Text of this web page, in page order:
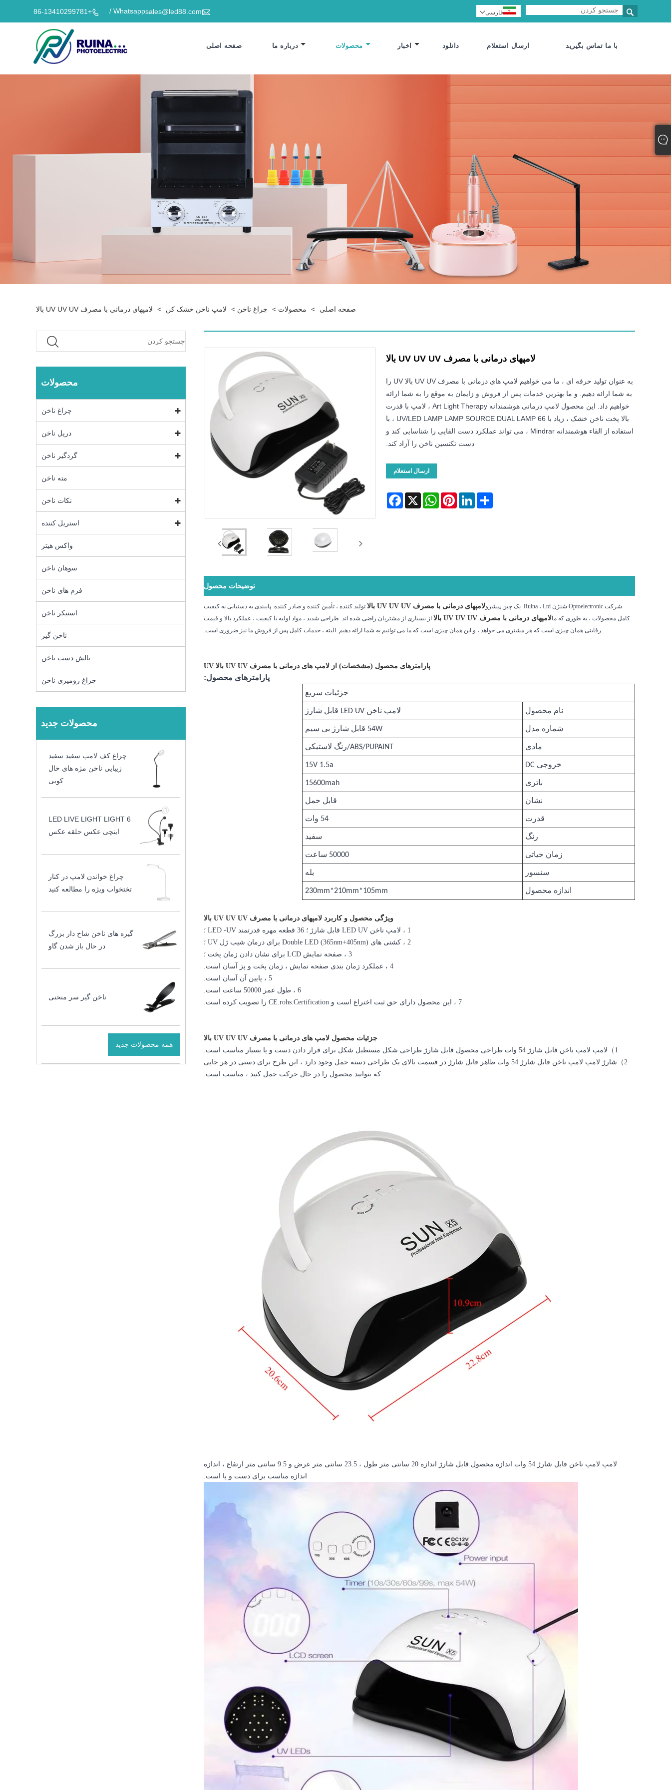

sales@led88.com
Whatsapp /

+86-13410299781  فارسی
صفحه اصلی درباره ما محصولات اخبار دانلود ارسال استعلام با ما تماس بگیرید
صفحه اصلی > محصولات > چراغ ناخن > لامپ ناخن خشک کن > لامپهای درمانی با مصرف UV UV UV بالا
محصولات
چراغ ناخن
دریل ناخن
گردگیر ناخن
مته ناخن
نکات ناخن
استریل کننده
واکس هیتر
سوهان ناخن
فرم های ناخن
استیکر ناخن
ناخن گیر
بالش دست ناخن
چراغ رومیزی ناخن
محصولات جدید
چراغ کف لامپ سفید سفید
زیبایی ناخن مژه های خال
کوبی
LED LIVE LIGHT LIGHT 6
اینچی عکس حلقه عکس
چراغ خواندن لامپ در کنار
تختخواب ویژه را مطالعه کنید
گیره های ناخن شاخ دار بزرگ
در حال باز شدن گاو
ناخن گیر سر منحنی
همه محصولات جدید
لامپهای درمانی با مصرف UV UV UV بالا
به عنوان تولید حرفه ای ، ما می خواهیم لامپ های درمانی با مصرف UV UV بالا UV را
به شما ارائه دهیم. و ما بهترین خدمات پس از فروش و زایمان به موقع را به شما ارائه
خواهیم داد. این محصول لامپ درمانی هوشمندانه Art Light Therapy ، لامپ با قدرت
بالا پخت ناخن خشک ، زیاد با 66 UV/LED LAMP LAMP SOURCE DUAL LAMP ، با
استفاده از القاء هوشمندانه Mindrar ، می تواند عملکرد دست القایی را شناسایی کند و
دست تکنسین ناخن را آزاد کند.
ارسال استعلام
Facebook X
WhatsAppPinterestLinkedInShare
توضیحات محصول
شرکت Optoelectronic شنژن Ruina ، Ltd. یک چین پیشرو لامپهای درمانی با مصرف UV UV UV بالا
تولید کننده ، تأمین کننده و صادر کننده. پایبندی به دستیابی به کیفیت
کامل محصولات ، به طوری که مالامپهای درمانی با مصرف UV UV UV بالا
از بسیاری از مشتریان راضی شده اند. طراحی شدید ، مواد اولیه با کیفیت ، عملکرد بالا و قیمت
رقابتی همان چیزی است که هر مشتری می خواهد ، و این همان چیزی است که ما می توانیم به شما ارائه دهیم. البته ، خدمات کامل پس از فروش ما نیز ضروری است.
پارامترهای محصول (مشخصات) از لامپ های درمانی با مصرف UV UV بالا UV
پارامترهای محصول:
جزئیات سریع
نام محصول لامپ ناخن LED UV قابل شارژ
شماره مدل 54W قابل شارژ بی سیم
مادی ABS/PUPAINT/رنگ لاستیکی
خروجی DC 15V 1.5a
باتری 15600mah
نشان قابل حمل
قدرت 54 وات
رنگ سفید
زمان حیاتی 50000 ساعت
سنسور بله
اندازه محصول 230mm*210mm*105mm
ویژگی محصول و کاربرد لامپهای درمانی با مصرف UV UV UV بالا
1 ، لامپ ناخن LED UV قابل شارژ ؛ 36 قطعه مهره قدرتمند LED -UV ؛
2 ، کشتی های Double LED (365nm+405nm) برای درمان شیب ژل UV ؛
3 ، صفحه نمایش LCD برای نشان دادن زمان پخت ؛
4 ، عملکرد زمان بندی صفحه نمایش ، زمان پخت و پز آسان است.
5 ، پایین آن آسان است.
6 ، طول عمر 50000 ساعت است.
7 ، این محصول دارای حق ثبت اختراع است و CE.rohs.Certification را تصویب کرده است.
جزئیات محصول لامپ های درمانی با مصرف UV UV UV بالا
1
） لامپ لامپ ناخن قابل شارژ 54 وات طراحی محصول قابل شارژ طراحی شکل مستطیل شکل برای قرار دادن دست و پا بسیار مناسب است.
2
）
شارژ لامپ لامپ ناخن قابل شارژ 54 وات ظاهر قابل شارژ در قسمت بالای یک طراحی دسته حمل وجود دارد ، این طرح برای دستی در هر جایی
که بتوانید محصول را در حال حرکت حمل کنید ، مناسب است.
لامپ لامپ ناخن قابل شارژ 54 وات اندازه محصول قابل شارژ اندازه 20 سانتی متر طول ، 23.5 سانتی متر عرض و 9.5 سانتی متر ارتفاع ، اندازه
اندازه مناسب برای دست و پا است.